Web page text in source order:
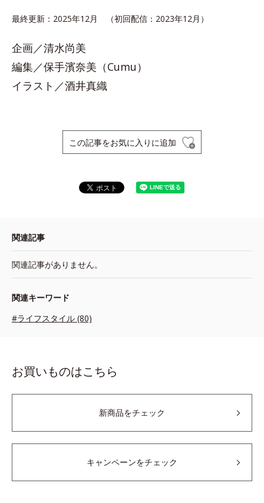
最終更新：2025年12月 （初回配信：2023年12月）
企画／清水尚美
編集／保手濱奈美（Cumu）
イラスト／酒井真織
この記事をお気に入りに追加
関連記事
関連記事がありません。
関連キーワード
#ライフスタイル (80)
お買いものはこちら
新商品をチェック
キャンペーンをチェック